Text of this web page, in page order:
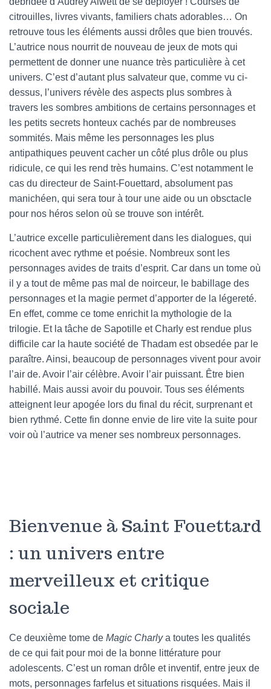
citrouilles, livres vivants, familiers chats adorables… On
retrouve tous les éléments aussi drôles que bien trouvés.
L’autrice nous nourrit de nouveau de jeux de mots qui
permettent de donner une nuance très particulière à cet
univers. C’est d’autant plus salvateur que, comme vu ci-
dessus, l’univers révèle des aspects plus sombres à
travers les sombres ambitions de certains personnages et
les petits secrets honteux cachés par de nombreuses
sommités. Mais même les personnages les plus
antipathiques peuvent cacher un côté plus drôle ou plus
ridicule, ce qui les rend très humains. C’est notamment le
cas du directeur de Saint-Fouettard, absolument pas
manichéen, qui sera tour à tour une aide ou un obsctacle
pour nos héros selon où se trouve son intérêt.
L’autrice excelle particulièrement dans les dialogues, qui
ricochent avec rythme et poésie. Nombreux sont les
personnages avides de traits d’esprit. Car dans un tome où
il y a tout de même pas mal de noirceur, le babillage des
personnages et la magie permet d’apporter de la légereté.
En effet, comme ce tome enrichit la mythologie de la
trilogie. Et la tâche de Sapotille et Charly est rendue plus
difficile car la haute société de Thadam est obsedée par le
paraître. Ainsi, beaucoup de personnages vivent pour avoir
l’air de. Avoir l’air célèbre. Avoir l’air puissant. Être bien
habillé. Mais aussi avoir du pouvoir. Tous ses éléments
atteignent leur apogée lors du final du récit, surprenant et
bien rythmé. Cette fin donne envie de lire vite la suite pour
voir où l’autrice va mener ses nombreux personnages.
Bienvenue à Saint Fouettard
: un univers entre
merveilleux et critique
sociale
Ce deuxième tome de Magic Charlya toutes les qualités
de ce qui fait pour moi de la bonne littérature pour
adolescents. C’est un roman drôle et inventif, entre jeux de
mots, personnages farfelus et situations risquées. Mais il